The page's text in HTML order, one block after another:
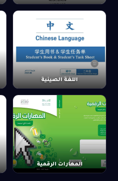
اللغة الصينية
المهارات الرقمية